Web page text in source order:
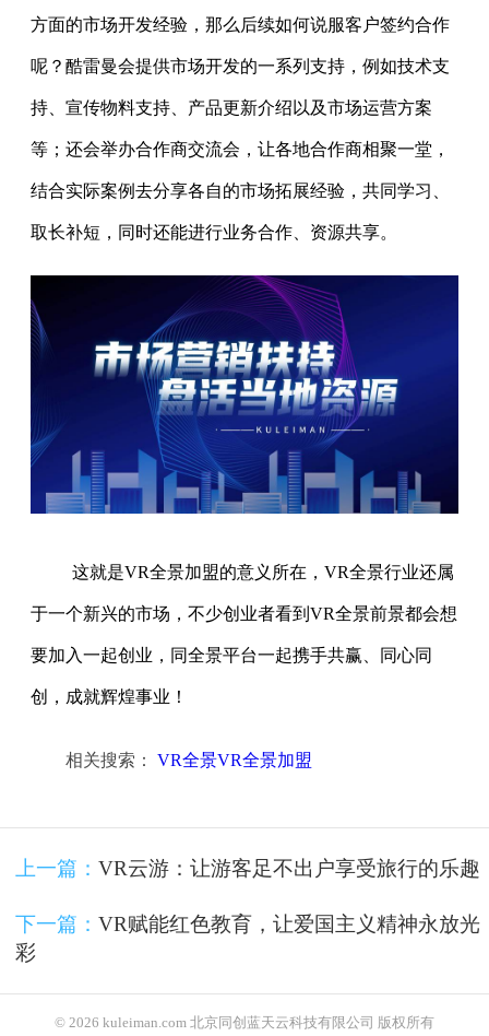
方面的市场开发经验，那么后续如何说服客户签约合作
呢？酷雷曼会提供市场开发的一系列支持，例如技术支
持、宣传物料支持、产品更新介绍以及市场运营方案
等；还会举办合作商交流会，让各地合作商相聚一堂，
结合实际案例去分享各自的市场拓展经验，共同学习、
取长补短，同时还能进行业务合作、资源共享。
这就是VR全景加盟的意义所在，VR全景行业还属
于一个新兴的市场，不少创业者看到VR全景前景都会想
要加入一起创业，同全景平台一起携手共赢、同心同
创，成就辉煌事业！
相关搜索： VR全景VR全景加盟
上一篇： VR云游：让游客足不出户享受旅行的乐趣
下一篇： VR赋能红色教育，让爱国主义精神永放光
彩
© 2026 kuleiman.com 北京同创蓝天云科技有限公司 版权所有